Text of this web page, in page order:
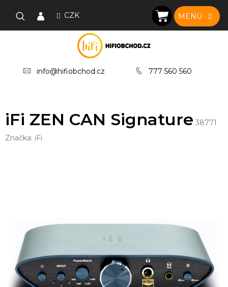
CZK
info@hifiobchod.cz 777 560 560
NÁKUPNÍ
KOŠÍK
iFi ZEN CAN Signature 38771
Značka: iFi